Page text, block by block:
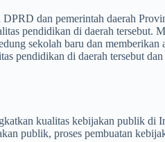
dan pemerintah daerah
pendidikan di daerah tersebut.
sekolah baru dan memberikan
pendidikan di daerah tersebut
kualitas kebijakan publik di
publik, proses pembuatan